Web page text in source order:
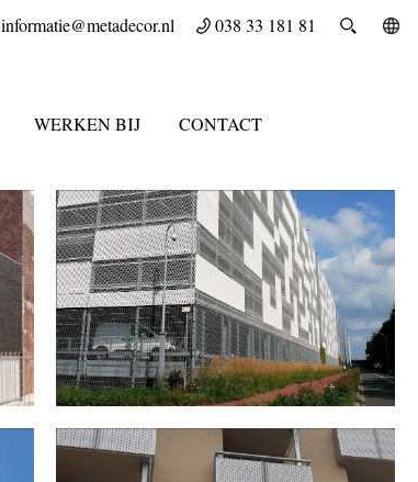
informatie@metadecor.nl 038 33 181 81
WERKEN BIJ CONTACT
PARKEERGARAGE ASML IN VELDHOVEN